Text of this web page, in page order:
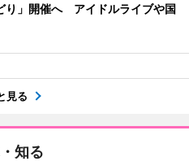
り」開催へ アイドルライブや国
見る
知る